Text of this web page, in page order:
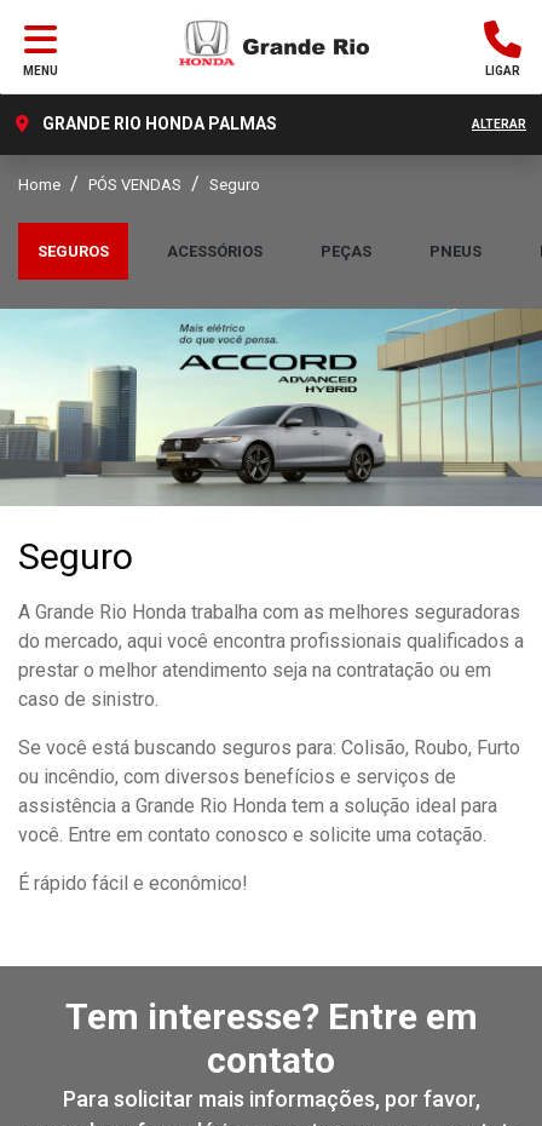
MENU LIGAR
GRANDE RIO HONDA PALMAS ALTERAR
Home PÓS VENDAS Seguro
ACESSÓRIOS PEÇAS PNEUS
SEGUROS
Seguro
A Grande Rio Honda trabalha com as melhores seguradoras
do mercado, aqui você encontra profissionais qualificados a
prestar o melhor atendimento seja na contratação ou em
caso de sinistro.
Se você está buscando seguros para: Colisão, Roubo, Furto
ou incêndio, com diversos benefícios e serviços de
assistência a Grande Rio Honda tem a solução ideal para
você. Entre em contato conosco e solicite uma cotação.
É rápido fácil e econômico!
Tem interesse? Entre em
contato
Para solicitar mais informações, por favor,